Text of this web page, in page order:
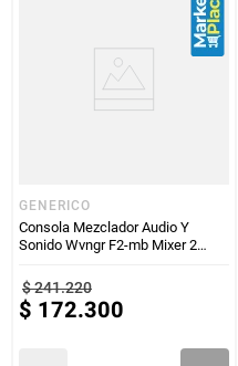
GENERICO
Consola Mezclador Audio Y
Sonido Wvngr F2-mb Mixer 2
$241.220
$ 172.300